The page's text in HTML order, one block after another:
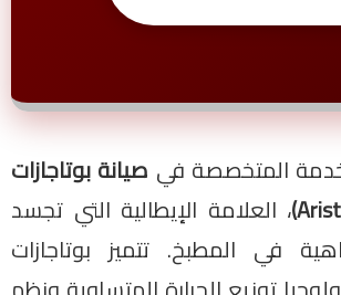
المتخصصة في صيانة بوتاجازات
، العلامة الإيطالية التي تجسد
في المطبخ. تتميز بوتاجازات